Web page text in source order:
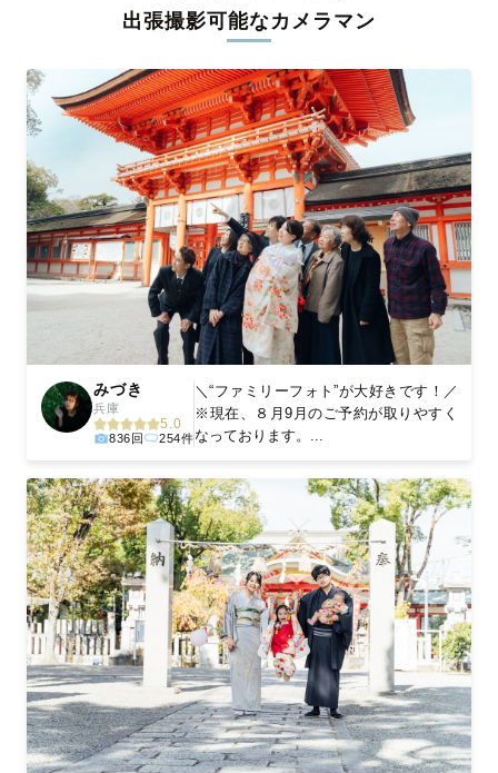
リジナルの研修と厳正な審査に合格し、撮影技術やホスピタリテ
ィを身につけたプロのカメラマンが全国47都道府県に在籍してい
験をお届けします。
丁寧なレタッチで思い出を美しく仕上げます
撮影後は、独自の編集技術で写真の明るさや色合いを丁寧に調
整。自然な雰囲気を残しつつも、おしゃれで洗練された仕上がり
に。きっと「こんな写真を撮ってほしかった！」と思える一枚に
出会えます。まずは、ラブグラフの撮影事例をご覧ください。
出張撮影可能なカメラマン
みづき
兵庫
5.0
836回 254件
＼“ファミリーフォト”が大好きです！／
※現在、８月9月のご予約が取りやすく
なっております。...